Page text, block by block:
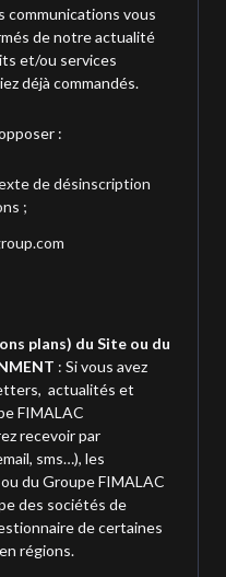
communications vous
de notre actualité
et/ou services
déjà commandés.
:
de désinscription
;
plans) du Site ou du
: Si vous avez
actualités et
FIMALAC
recevoir par
sms…), les
du Groupe FIMALAC
des sociétés de
de certaines
régions.